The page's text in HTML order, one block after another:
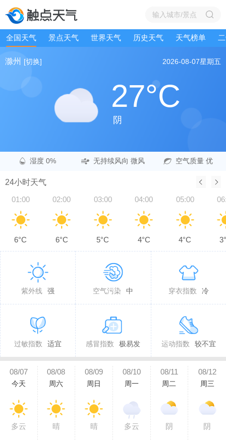
全国天气 景点天气 世界天气 历史天气 天气榜单
滁州 [切换] 2026-08-07星期五
27°C
阴
湿度 0% 无持续风向 微风 空气质量 优
24小时天气
01:00
6°C
02:00
6°C
03:00
5°C
04:00
4°C
05:00
4°C
紫外线 强 空气污染 中 穿衣指数 冷
过敏指数 适宜 感冒指数 极易发 运动指数 较不宜
08/07
今天
多云
08/08
周六
晴
08/09
周日
晴
08/10
周一
多云
08/11
周二
阴
08/12
周三
阴